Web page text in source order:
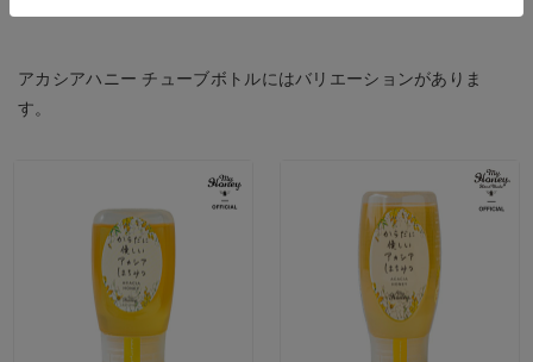
アカシアハニー チューブボトルにはバリエーションがありま
す。